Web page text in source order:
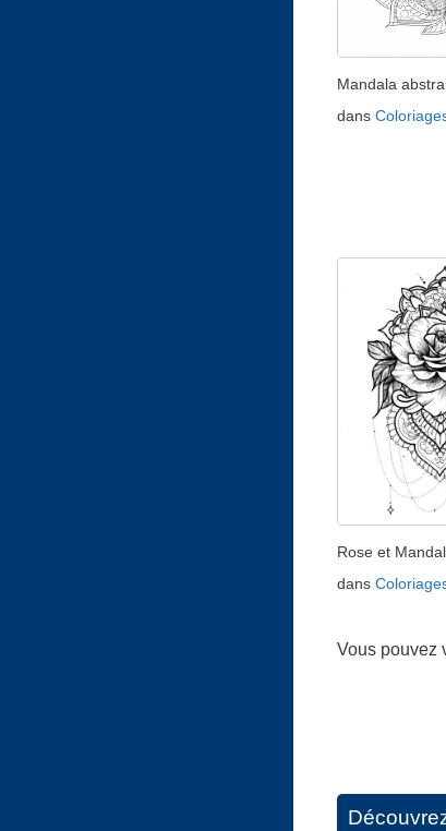
Mandala
dans
Rose et
dans
Vous pouvez